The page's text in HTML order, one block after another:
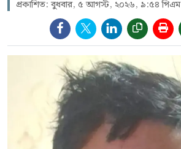
প্রকাশিত: বুধবার, ৫ আগস্ট, ২০২৬, ৯:৫৪ পিএম